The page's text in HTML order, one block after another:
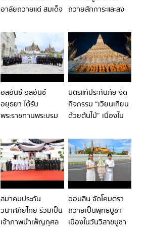
อาลัยถวายแด่ สมเด็จ
พัชรกิติยาภา นเรนทิ
ราเทพยวดี กรมหลวง
ราชสาริณีสิริพัชร
มหาวัชรราชธิดา
ถวายสักการะและลง
เบื้องหน้าพระรูป
สมเด็จพระเจ้าลูกเธอ
เจ้าฟ้าพัชรกิติยาภาฯ
อลิอันซ์ อลิอันซ์
อยุธยา ได้รับ
พระราชทานพระบรม
เจ้าภาพบำเพ็ญกุศล
พระบรมศพ สมเด็จ
พระนางเจ้าสิริกิติ์
พระบรมราชินีนาถ
หลวง โดยมีคณะผู้
บริหาร พนักงาน
บริษัท และตัวแทนฝ่าย
มิตรแท้ประกันภัย จัด
กิจกรรม “เวียนเทียน
ด้วยต้นไม้” เนื่องใน
อรุณราชวราราม ราช
วรมหาวิหาร สืบสาน
พระพุทธศาสนาควบคู่
การดูแลสิ่งแวดล้อม
สมาคมประกัน
วินาศภัยไทย ร่วมเป็น
เจ้าภาพบำเพ็ญกุศล
ออมสิน จัดโคมตรา
ถวายเป็นพุทธบูชา
เนื่องในวันวิสาขบูชา